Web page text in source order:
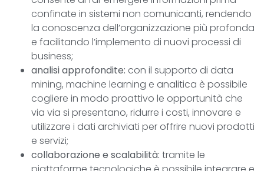
confinate in sistemi non comunicanti, rendendo
la conoscenza dell’organizzazione più profonda
e facilitando l’implemento di nuovi processi di
business;
analisi approfondite: con il supporto di data
mining, machine learning e analitica è possibile
cogliere in modo proattivo le opportunità che
via via si presentano, ridurre i costi, innovare e
utilizzare i dati archiviati per offrire nuovi prodotti
e servizi;
collaborazione e scalabilità: tramite le